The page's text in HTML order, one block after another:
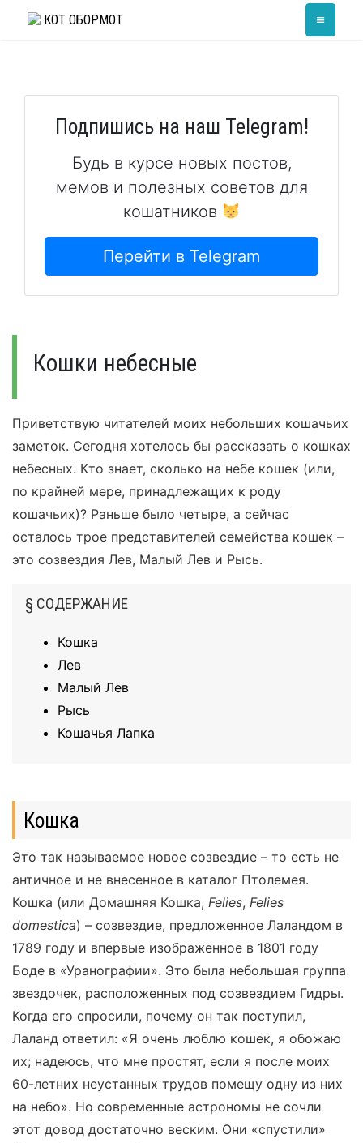
КОТ ОБОРМОТ ≡
Подпишись на наш Telegram!
Будь в курсе новых постов,
мемов и полезных советов для
кошатников
Перейти в Telegram
Кошки небесные
Приветствую читателей моих небольших кошачьих
заметок. Сегодня хотелось бы рассказать о кошках
небесных. Кто знает, сколько на небе кошек (или,
по крайней мере, принадлежащих к роду
кошачьих)? Раньше было четыре, а сейчас
осталось трое представителей семейства кошек –
это созвездия Лев, Малый Лев и Рысь.
§ СОДЕРЖАНИЕ
Кошка
Лев
Малый Лев
Рысь
Кошачья Лапка
Кошка
Это так называемое новое созвездие – то есть не
античное и не внесенное в каталог Птолемея.
Кошка (или Домашняя Кошка, Felies, Felies
domestica) – созвездие, предложенное Лаландом в
1789 году и впервые изображенное в 1801 году
Боде в «Уранографии». Это была небольшая группа
звездочек, расположенных под созвездием Гидры.
Когда его спросили, почему он так поступил,
Лаланд ответил: «Я очень люблю кошек, я обожаю
их; надеюсь, что мне простят, если я после моих
60-летних неустанных трудов помещу одну из них
на небо». Но современные астрономы не сочли
этот довод достаточно веским. Они «спустили»